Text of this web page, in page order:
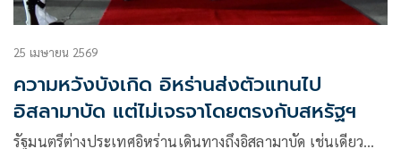
25 เมษายน 2569
ความหวังบังเกิด อิหร่านส่งตัวแทนไป
อิสลามาบัด แต่ไม่เจรจาโดยตรงกับสหรัฐฯ
รัฐมนตรีต่างประเทศอิหร่านเดินทางถึงอิสลามาบัด เช่นเดียว…